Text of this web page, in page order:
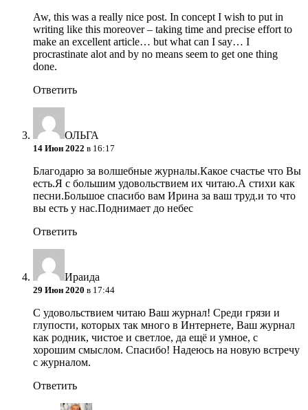
Aw, this was a really nice post. In concept I wish to put in
writing like this moreover – taking time and precise effort to
make an excellent article… but what can I say… I
procrastinate alot and by no means seem to get one thing
done.
Ответить
ОЛЬГА
14 Июн 2022 в 16:17
Благодарю за волшебные журналы.Какое счастье что Вы
есть.Я с большим удовольствием их читаю.А стихи как
песни.Большое спасибо вам Ирина за ваш труд.и то что
вы есть у нас.Поднимает до небес
Ответить
Ираида
29 Июн 2020 в 17:44
С удовольствием читаю Ваш журнал! Среди грязи и
глупости, которых так много в Интернете, Ваш журнал
как родник, чистое и светлое, да ещё и умное, с
хорошим смыслом. Спасибо! Надеюсь на новую встречу
с журналом.
Ответить